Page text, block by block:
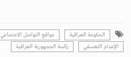
الحكومة العراقية مواقع التواصل الاجتماعي
الإعدام التعسفي
رئاسة الجمهورية العراقية